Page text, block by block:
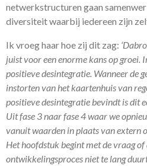
netwerkstructuren gaan
diversiteit waarbij iedereen zijn
Ik vroeg haar hoe zij dit zag:
juist voor een enorme kans op groei.
positieve desintegratie. Wanneer de
instorten van het kaartenhuis van
positieve desintegratie bevindt is dit
Uit fase 3 naar fase 4 waar we
vanuit waarden in plaats van extern
Het hoofdstuk begint met de vraag
ontwikkelingsproces niet te lang